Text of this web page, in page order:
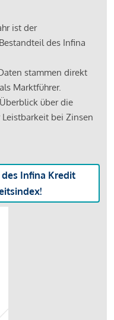
ist der
des Infina
stammen direkt
Marktführer.
über die
bei Zinsen
Infina Kredit